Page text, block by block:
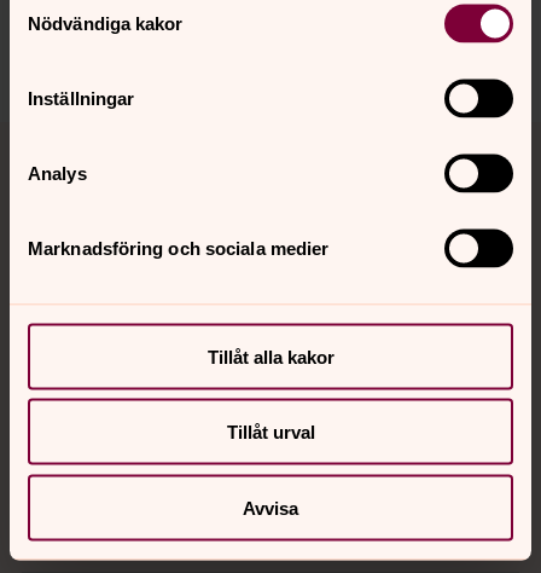
Nödvändiga kakor
Inställningar
Analys
Marknadsföring och sociala medier
Tillåt alla kakor
Tillåt urval
Avvisa
johannes.forsamling.sthlm@svenskakyrkan.se
Kontakt